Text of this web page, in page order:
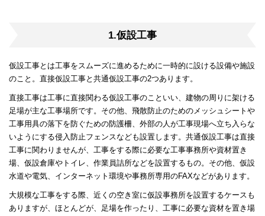
1.仮設工事
仮設工事とは工事をスムーズに進めるために一時的に設ける設備や施設
のこと。直接仮設工事と共通仮設工事の2つあります。
直接工事は工事に直接関わる仮設工事のこといい、建物の周りに架ける
足場が主な工事場所です。その他、飛散防止のためのメッシュシートや
工事用具の落下を防ぐための防護柵、外部の人が工事現場へ立ち入らな
いようにする侵入防止フェンスなども設置します。共通仮設工事は直接
工事に関わりませんが、工事をする際に必要な工事事務所や資材置き
場、仮設倉庫やトイレ、作業員詰所などを設置するもの。その他、仮設
水道や電気、インターネット環境や事務所専用のFAXなどがあります。
大規模な工事をする際、近くの空き室に仮設事務所を設置するケースも
ありますが、ほとんどが、足場を作ったり、工事に必要な資材を置き場